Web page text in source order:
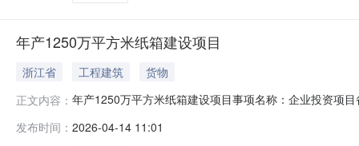
年产1250万平方米纸箱建设项目
浙江省 工程建筑
货物
正文内容： 年产1250万平方米纸箱建设项目事项名称：企业投资项
发布时间： 2026-04-14 11:01